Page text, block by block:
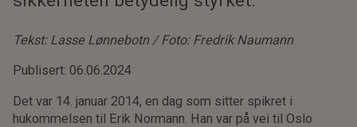
Tekst: Lasse Lønnebotn / Foto: Fredrik Naumann
Publisert: 06.06.2024
Det var 14. januar 2014, en dag som sitter spikret i
hukommelsen til Erik Normann. Han var på vei til Oslo